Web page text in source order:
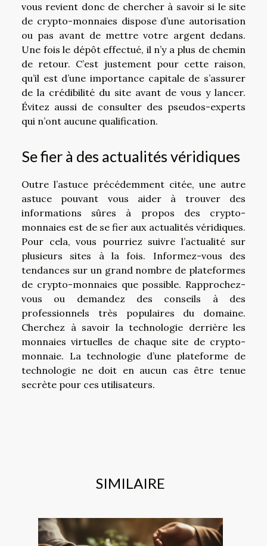
vous revient donc de chercher à savoir si le site
de crypto-monnaies dispose d’une autorisation
ou pas avant de mettre votre argent dedans.
Une fois le dépôt effectué, il n’y a plus de chemin
de retour. C’est justement pour cette raison,
qu’il est d’une importance capitale de s’assurer
de la crédibilité du site avant de vous y lancer.
Évitez aussi de consulter des pseudos-experts
qui n’ont aucune qualification.
Se fier à des actualités véridiques
Outre l’astuce précédemment citée, une autre
astuce pouvant vous aider à trouver des
informations sûres à propos des crypto-
monnaies est de se fier aux actualités véridiques.
Pour cela, vous pourriez suivre l’actualité sur
plusieurs sites à la fois. Informez-vous des
tendances sur un grand nombre de plateformes
de crypto-monnaies que possible. Rapprochez-
vous ou demandez des conseils à des
professionnels très populaires du domaine.
Cherchez à savoir la technologie derrière les
monnaies virtuelles de chaque site de crypto-
monnaie. La technologie d’une plateforme de
technologie ne doit en aucun cas être tenue
secrète pour ces utilisateurs.
SIMILAIRE